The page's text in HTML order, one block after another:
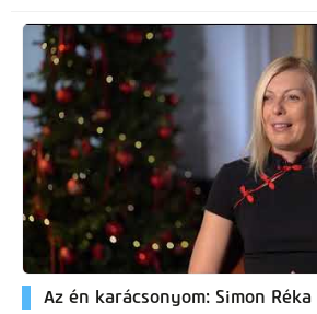
Az én karácsonyom: Simon Réka